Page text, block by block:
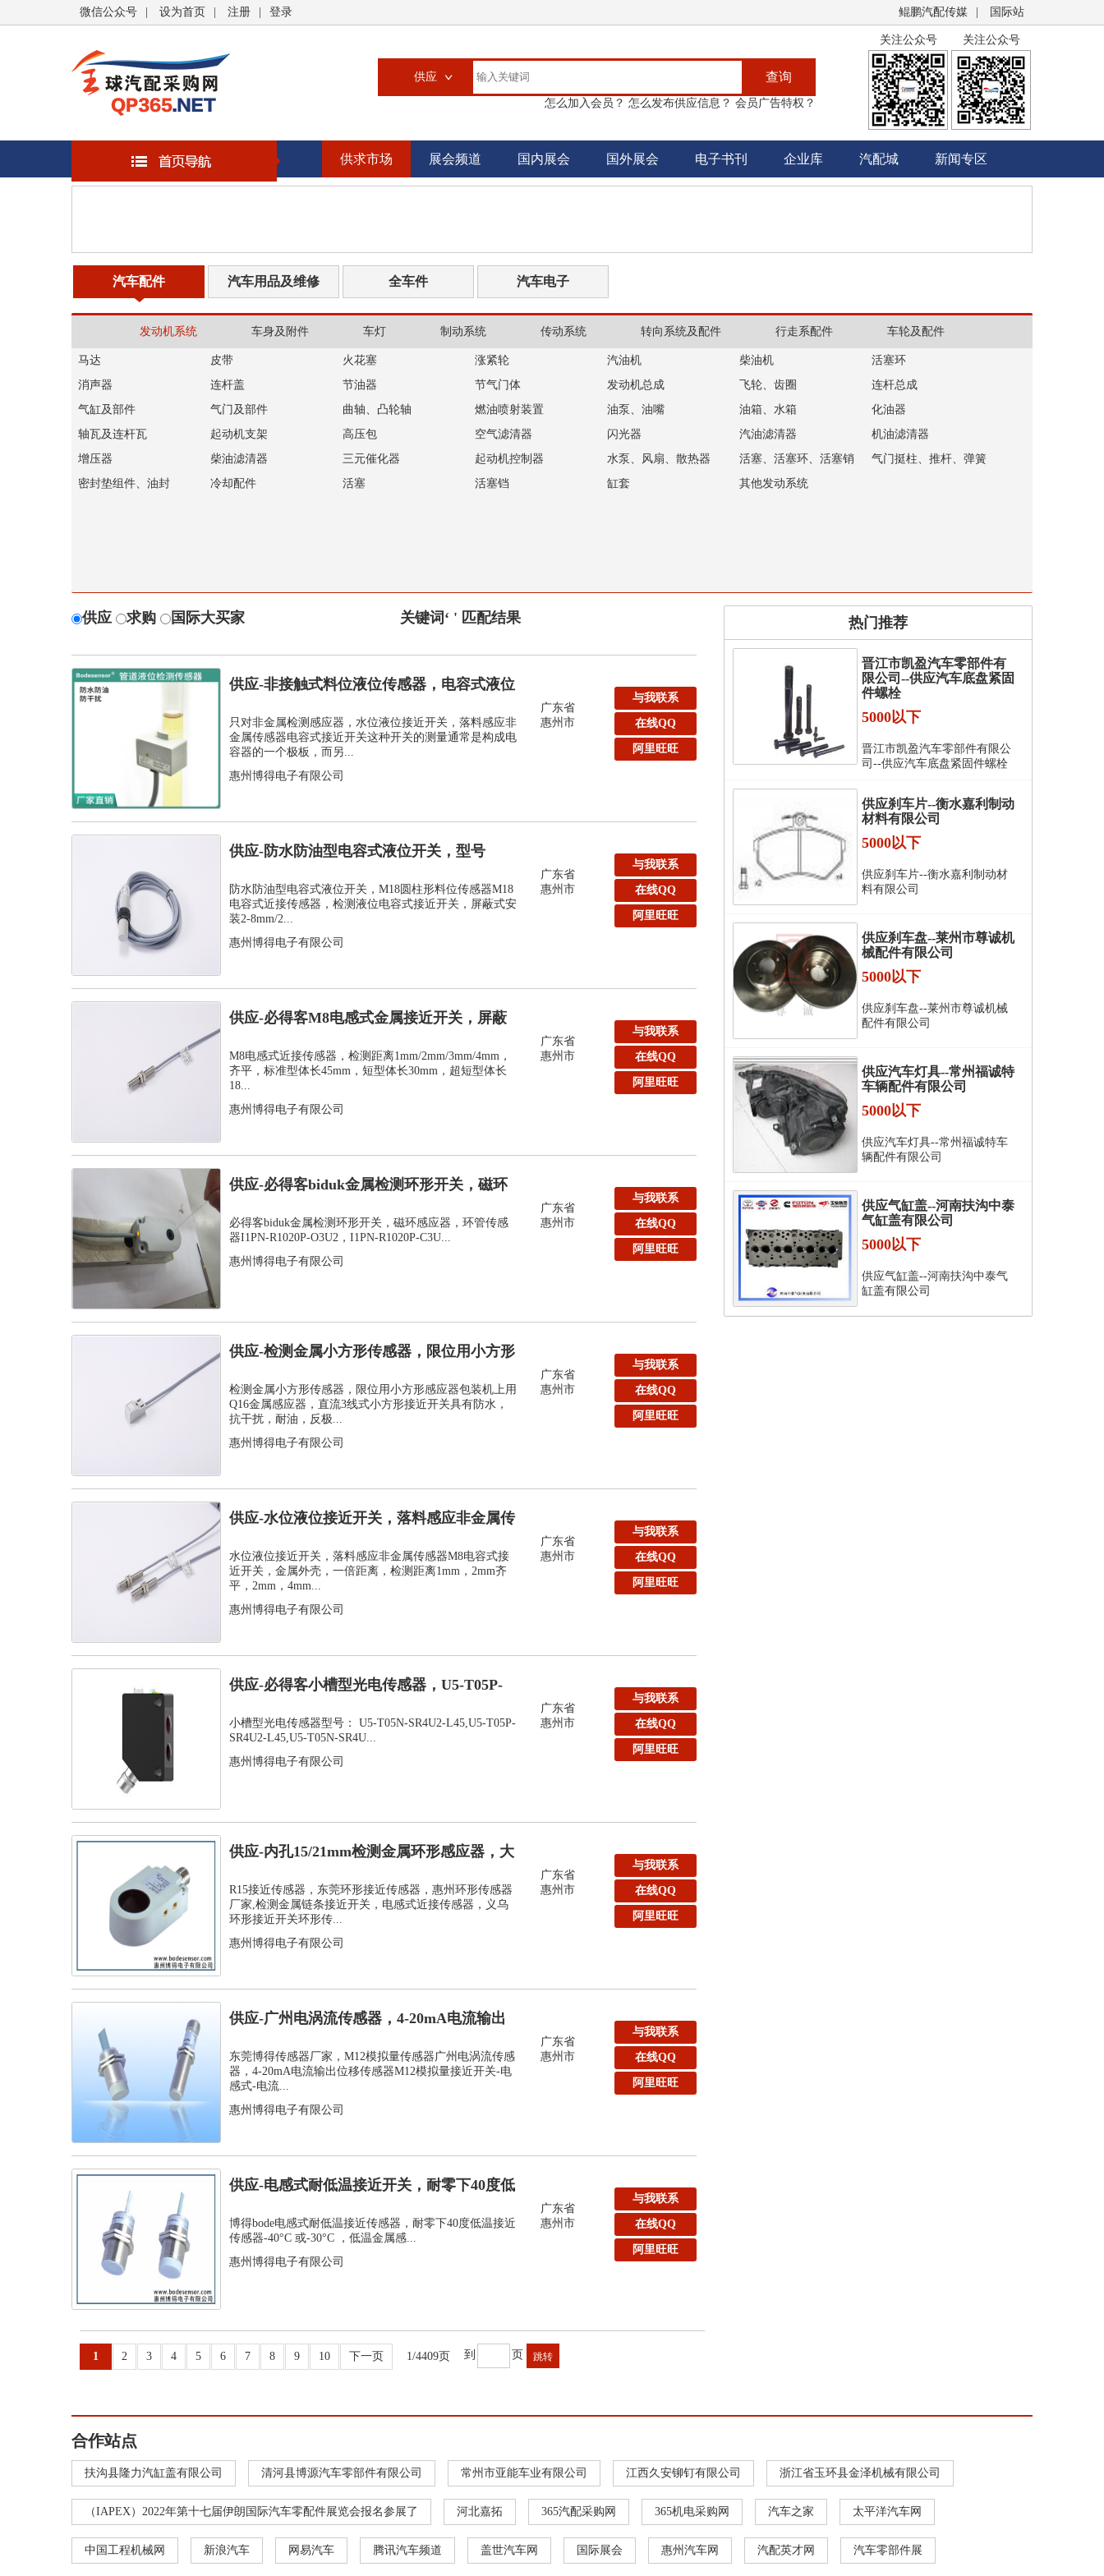
微信公众号 设为首页 注册 登录 鲲鹏汽配传媒 国际站
供应
求购
企业
书刊
查询
怎么加入会员？ 怎么发布供应信息？ 会员广告特权？
关注公众号 关注公众号
供求市场 展会频道 国内展会 国外展会 电子书刊 企业库 汽配城 新闻专区
汽车配件 汽车用品及维修 全车件 汽车电子
发动机系统 车身及附件 车灯 制动系统 传动系统 转向系统及配件 行走系配件 车轮及配件
马达 皮带 火花塞 涨紧轮 汽油机 柴油机
活塞环
消声器
连杆盖 节油器 节气门体 发动机总成 飞轮、齿圈
连杆总成
气缸及部件
气门及部件 曲轴、凸轮轴 燃油喷射装置 油泵、油嘴 油箱、水箱
化油器
轴瓦及连杆瓦
起动机支架 高压包 空气滤清器 闪光器 汽油滤清器
机油滤清器
增压器
柴油滤清器 三元催化器 起动机控制器 水泵、风扇、散热器 活塞、活塞环、活塞销
气门挺柱、推杆、弹簧
密封垫组件、油封
冷却配件 活塞 活塞铛 缸套 其他发动系统
供应 求购 国际大买家 关键词‘ ' 匹配结果
供应-非接触式料位液位传感器，电容式液位
开关
只对非金属检测感应器，水位液位接近开关，落料感应非
金属传感器电容式接近开关这种开关的测量通常是构成电
容器的一个极板，而另...
惠州博得电子有限公司
广东省
惠州市
与我联系
在线QQ
阿里旺旺
供应-防水防油型电容式液位开关，型号
C1PF- M...
防水防油型电容式液位开关，M18圆柱形料位传感器M18
电容式近接传感器，检测液位电容式接近开关，屏蔽式安
装2-8mm/2...
惠州博得电子有限公司
广东省
惠州市
与我联系
在线QQ
阿里旺旺
供应-必得客M8电感式金属接近开关，屏蔽
式安装检测...
M8电感式近接传感器，检测距离1mm/2mm/3mm/4mm，
齐平，标准型体长45mm，短型体长30mm，超短型体长
18...
惠州博得电子有限公司
广东省
惠州市
与我联系
在线QQ
阿里旺旺
供应-必得客biduk金属检测环形开关，磁环
感应器...
必得客biduk金属检测环形开关，磁环感应器，环管传感
器I1PN-R1020P-O3U2，I1PN-R1020P-C3U...
惠州博得电子有限公司
广东省
惠州市
与我联系
在线QQ
阿里旺旺
供应-检测金属小方形传感器，限位用小方形
感应器
检测金属小方形传感器，限位用小方形感应器包装机上用
Q16金属感应器，直流3线式小方形接近开关具有防水，
抗干扰，耐油，反极...
惠州博得电子有限公司
广东省
惠州市
与我联系
在线QQ
阿里旺旺
供应-水位液位接近开关，落料感应非金属传
感器
水位液位接近开关，落料感应非金属传感器M8电容式接
近开关，金属外壳，一倍距离，检测距离1mm，2mm齐
平，2mm，4mm...
惠州博得电子有限公司
广东省
惠州市
与我联系
在线QQ
阿里旺旺
供应-必得客小槽型光电传感器，U5-T05P-
SR...
小槽型光电传感器型号： U5-T05N-SR4U2-L45,U5-T05P-
SR4U2-L45,U5-T05N-SR4U...
惠州博得电子有限公司
广东省
惠州市
与我联系
在线QQ
阿里旺旺
供应-内孔15/21mm检测金属环形感应器，大
孔环...
R15接近传感器，东莞环形接近传感器，惠州环形传感器
厂家,检测金属链条接近开关，电感式近接传感器，义乌
环形接近开关环形传...
惠州博得电子有限公司
广东省
惠州市
与我联系
在线QQ
阿里旺旺
供应-广州电涡流传感器，4-20mA电流输出
位移传...
东莞博得传感器厂家，M12模拟量传感器广州电涡流传感
器，4-20mA电流输出位移传感器M12模拟量接近开关-电
感式-电流...
惠州博得电子有限公司
广东省
惠州市
与我联系
在线QQ
阿里旺旺
供应-电感式耐低温接近开关，耐零下40度低
温接近传...
博得bode电感式耐低温接近传感器，耐零下40度低温接近
传感器-40°C 或-30°C ，低温金属感...
惠州博得电子有限公司
广东省
惠州市
与我联系
在线QQ
阿里旺旺
1 2 3 4 5 6 7 8 9 10 下一页 1/4409页 到 页
热门推荐
晋江市凯盈汽车零部件有
限公司--供应汽车底盘紧固
件螺栓
5000以下
晋江市凯盈汽车零部件有限公
司--供应汽车底盘紧固件螺栓
供应刹车片--衡水嘉利制动
材料有限公司
5000以下
供应刹车片--衡水嘉利制动材
料有限公司
供应刹车盘--莱州市尊诚机
械配件有限公司
5000以下
供应刹车盘--莱州市尊诚机械
配件有限公司
供应汽车灯具--常州福诚特
车辆配件有限公司
5000以下
供应汽车灯具--常州福诚特车
辆配件有限公司
供应气缸盖--河南扶沟中泰
气缸盖有限公司
5000以下
供应气缸盖--河南扶沟中泰气
缸盖有限公司
合作站点
扶沟县隆力汽缸盖有限公司 清河县博源汽车零部件有限公司 常州市亚能车业有限公司 江西久安铆钉有限公司 浙江省玉环县金泽机械有限公司
（IAPEX）2022年第十七届伊朗国际汽车零配件展览会报名参展了 河北嘉拓 365汽配采购网 365机电采购网 汽车之家 太平洋汽车网
中国工程机械网 新浪汽车 网易汽车 腾讯汽车频道 盖世汽车网 国际展会 惠州汽车网 汽配英才网 汽车零部件展